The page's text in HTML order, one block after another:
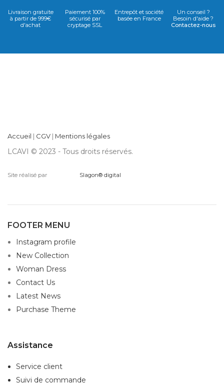
Livraison gratuite
à partir de 999€
d'achat
Paiement 100%
sécurisé par
cryptage SSL
Entrepôt et société
basée en France
Un conseil ?
Besoin d'aide ?
Contactez-nous
Accueil | CGV | Mentions légales
LCAVI © 2023 - Tous droits réservés.
Site réalisé par Slagon® digital
FOOTER MENU
Instagram profile
New Collection
Woman Dress
Contact Us
Latest News
Purchase Theme
Assistance
Service client
Suivi de commande